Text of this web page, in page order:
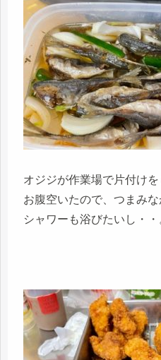
オジジが作業場で片付け
お腹空いたので、つまみな
シャワーも浴びたいし・・